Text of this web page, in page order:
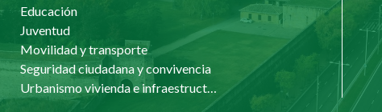
Educación
Juventud
Movilidad y transporte
Seguridad ciudadana y convivencia
Urbanismo vivienda e infraestructuras